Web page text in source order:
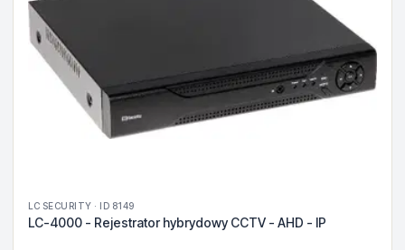
LC SECURITY · ID 8149
LC-4000 - Rejestrator hybrydowy CCTV - AHD - IP